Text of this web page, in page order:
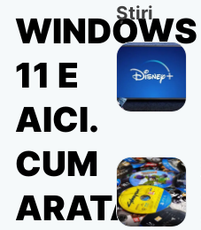
WINDOWS
11 E
AICI.
CUM
ARATĂ
Știri